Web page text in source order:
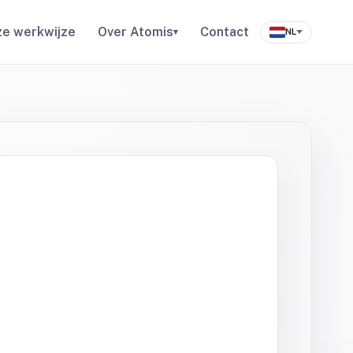
werkwijze Over Atomis▾ Contact NL